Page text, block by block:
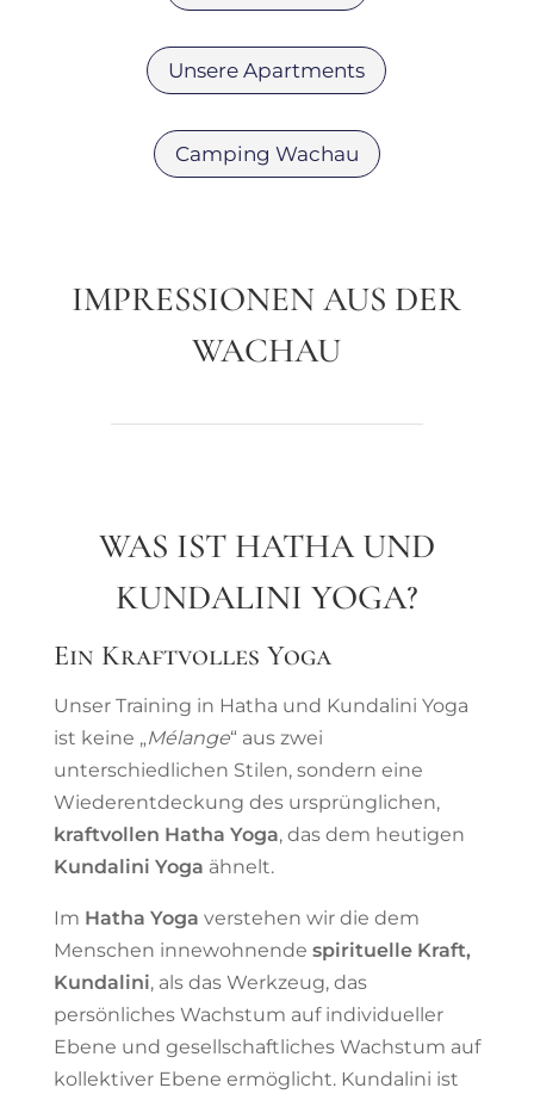
Unsere Apartments
Camping Wachau
IMPRESSIONEN AUS DER
WACHAU
WAS IST HATHA UND
KUNDALINI YOGA?
Ein Kraftvolles Yoga
Unser Training in Hatha und Kundalini Yoga
ist keine „Mélange“ aus zwei
unterschiedlichen Stilen, sondern eine
Wiederentdeckung des ursprünglichen,
kraftvollen Hatha Yoga, das dem heutigen
Kundalini Yoga ähnelt.
Im Hatha Yoga verstehen wir die dem
Menschen innewohnende spirituelle Kraft,
Kundalini, als das Werkzeug, das
persönliches Wachstum auf individueller
Ebene und gesellschaftliches Wachstum auf
kollektiver Ebene ermöglicht. Kundalini ist